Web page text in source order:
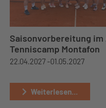
Saisonvorbereitung im
Tenniscamp Montafon
22.04.2027 -01.05.2027
Weiterlesen...